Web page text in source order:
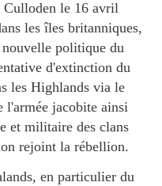
Culloden le 16 avril
les îles britanniques,
politique du
d'extinction du
les Highlands via le
l'armée jacobite ainsi
et militaire des clans
rejoint la rébellion.
en particulier du